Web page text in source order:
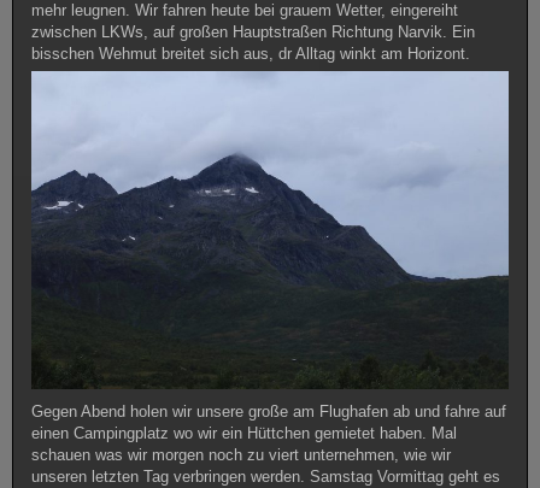
mehr leugnen. Wir fahren heute bei grauem Wetter, eingereiht
zwischen LKWs, auf großen Hauptstraßen Richtung Narvik. Ein
bisschen Wehmut breitet sich aus, dr Alltag winkt am Horizont.
Gegen Abend holen wir unsere große am Flughafen ab und fahre auf
einen Campingplatz wo wir ein Hüttchen gemietet haben. Mal
schauen was wir morgen noch zu viert unternehmen, wie wir
unseren letzten Tag verbringen werden. Samstag Vormittag geht es